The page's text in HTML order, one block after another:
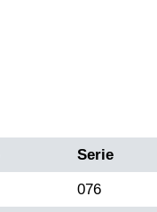
Serie
076